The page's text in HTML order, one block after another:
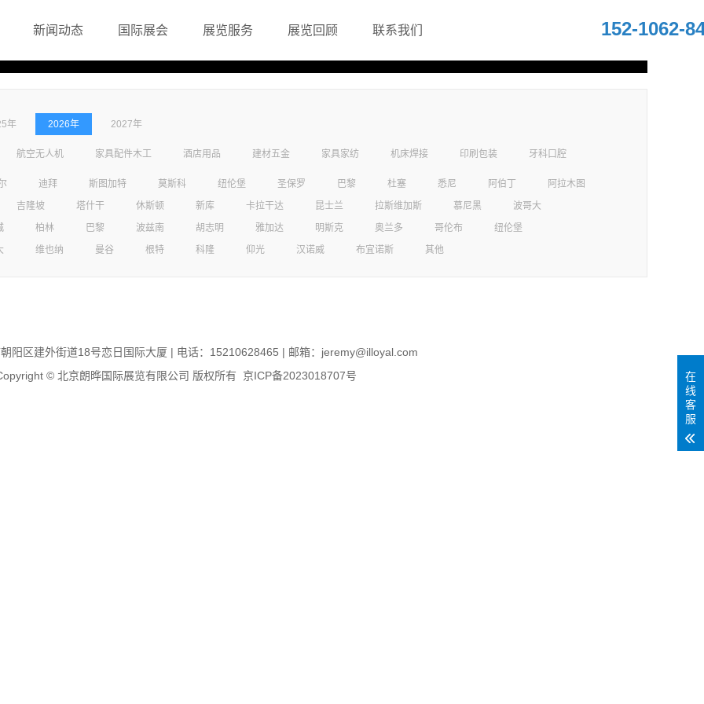
新闻动态 国际展会 展览服务 展览回顾 联系我们 152-1062-
年 2026年 2027年
航空无人机 家具配件木工 酒店用品 建材五金 家具家纺 机床焊接 印刷包装 牙科口腔
迪拜 斯图加特 莫斯科 纽伦堡 圣保罗 巴黎 杜塞 悉尼 阿伯丁
阿拉木图
吉隆坡 塔什干 休斯顿 新库 卡拉干达 昆士兰 拉斯维加斯 慕尼黑
波哥大
柏林 巴黎 波兹南 胡志明 雅加达 明斯克 奥兰多 哥伦布
纽伦堡
维也纳 曼谷 根特 科隆 仰光 汉诺威 布宜诺斯 其他
阳区建外街道18号恋日国际大厦 | 电话：15210628465 | 邮箱：jeremy@illoyal.com
© 北京朗晔国际展览有限公司 版权所有 京ICP备2023018707号
在
线
客
服